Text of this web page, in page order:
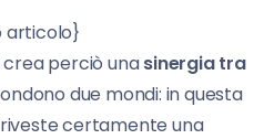
articolo}
crea perciò unasinergia tra
due mondi: in questa
certamente una